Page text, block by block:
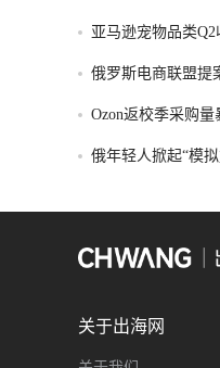
亚马逊宠物品类
俄罗斯电商联盟提
Ozon返校季采购量
俄年轻人掀起“模
关于出海网